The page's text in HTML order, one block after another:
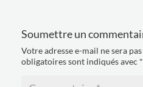
Soumettre un
Votre adresse e-mail ne sera
obligatoires sont indiqués avec *